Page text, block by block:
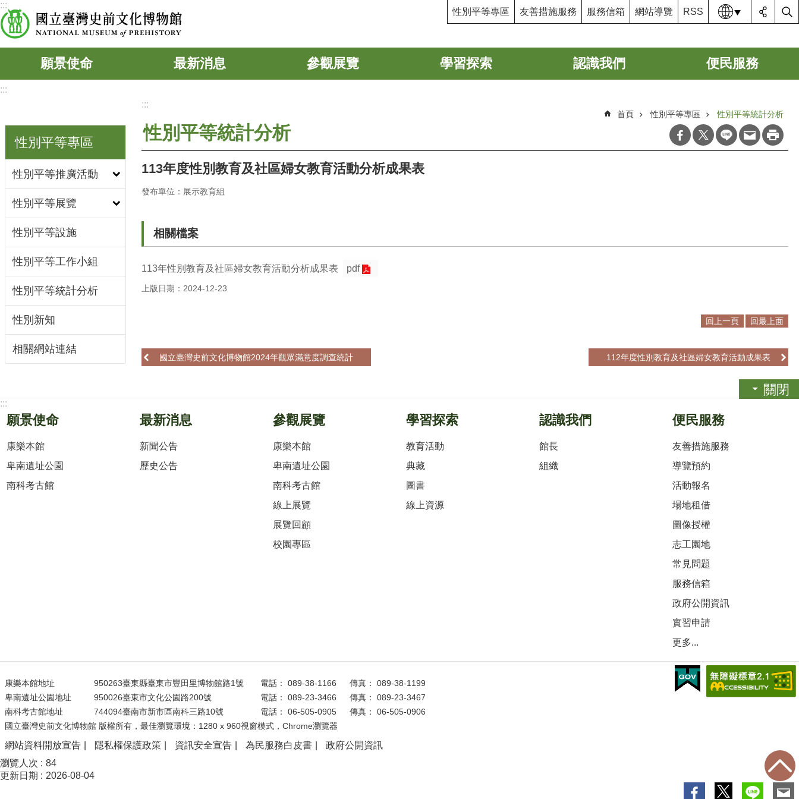
跳到主要內容區塊
:::
性別平等專區 友善措施服務 服務信箱 網站導覽 RSS 語系
願景使命 最新消息 參觀展覽 學習探索 認識我們 便民服務
:::
性別平等專區
性別平等推廣活動
性別平等展覽
性別平等設施
性別平等工作小組
性別平等統計分析
性別新知
相關網站連結
:::
首頁 性別平等專區 性別平等統計分析
性別平等統計分析
113年度性別教育及社區婦女教育活動分析成果表
發布單位：展示教育組
相關檔案
113年性別教育及社區婦女教育活動分析成果表 pdf
上版日期：2024-12-23
回上一頁 回最上面
國立臺灣史前文化博物館2024年觀眾滿意度調查統計 112年度性別教育及社區婦女教育活動成果表
關閉
:::
願景使命
康樂本館
卑南遺址公園
南科考古館
最新消息
新聞公告
歷史公告
參觀展覽
康樂本館
卑南遺址公園
南科考古館
線上展覽
展覽回顧
校園專區
學習探索
教育活動
典藏
圖書
線上資源
認識我們
館長
組織
便民服務
友善措施服務
導覽預約
活動報名
場地租借
圖像授權
志工園地
常見問題
服務信箱
政府公開資訊
實習申請
更多...
康樂本館地址 950263臺東縣臺東市豐田里博物館路1號 電話： 089-38-1166
傳真： 089-38-1199
卑南遺址公園地址
950026臺東市文化公園路200號 電話： 089-23-3466
傳真： 089-23-3467
南科考古館地址
744094臺南市新市區南科三路10號 電話： 06-505-0905
傳真： 06-505-0906
國立臺灣史前文化博物館 版權所有，最佳瀏覽環境：1280 x 960視窗模式，Chrome瀏覽器
網站資料開放宣告 隱私權保護政策 資訊安全宣告 為民服務白皮書
政府公開資訊
瀏覽人次
84
更新日期
2026-08-04